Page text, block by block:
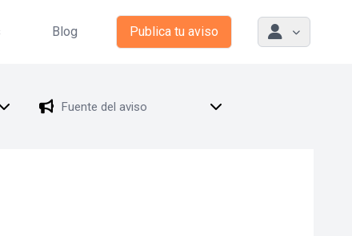
Blog Publica tu aviso